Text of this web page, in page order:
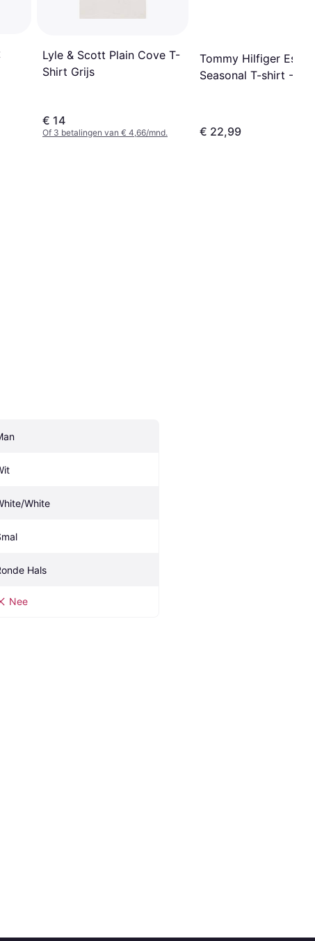
Lyle & Scott Plain Cove T-
Shirt Grijs
€ 14
Of 3 betalingen van € 4,66/mnd.
Tommy Hilfiger Ess
Seasonal T-shirt -
€ 22,99
White
Hals
Nee